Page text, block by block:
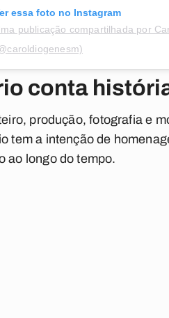
essa foto no Instagram
publicação compartilhada por
conta
produção, fotografia e
tem a intenção de
ao longo do tempo.